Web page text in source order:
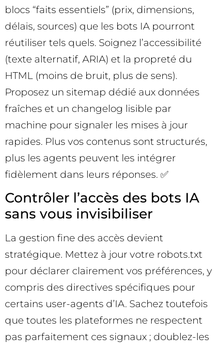
blocs “faits essentiels” (prix, dimensions,
délais, sources) que les bots IA pourront
réutiliser tels quels. Soignez l’accessibilité
(texte alternatif, ARIA) et la propreté du
HTML (moins de bruit, plus de sens).
Proposez un sitemap dédié aux données
fraîches et un changelog lisible par
machine pour signaler les mises à jour
rapides. Plus vos contenus sont structurés,
plus les agents peuvent les intégrer
fidèlement dans leurs réponses. ✅
Contrôler l’accès des bots IA
sans vous invisibiliser
La gestion fine des accès devient
stratégique. Mettez à jour votre robots.txt
pour déclarer clairement vos préférences, y
compris des directives spécifiques pour
certains user-agents d’IA. Sachez toutefois
que toutes les plateformes ne respectent
pas parfaitement ces signaux ; doublez-les